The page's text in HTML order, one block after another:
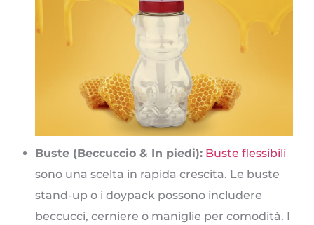
Buste (Beccuccio & In piedi): Buste flessibili
sono una scelta in rapida crescita. Le buste
stand-up o i doypack possono includere
beccucci, cerniere o maniglie per comodità. I